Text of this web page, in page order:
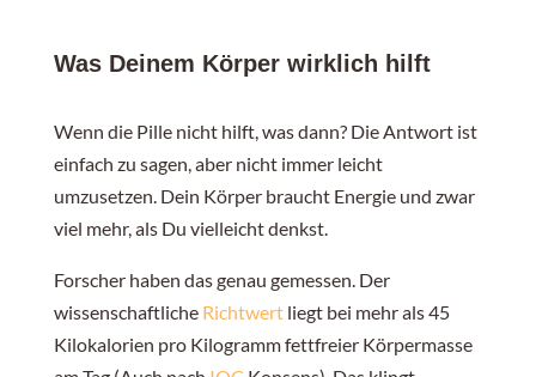
Was Deinem Körper wirklich hilft
Wenn die Pille nicht hilft, was dann? Die Antwort ist
einfach zu sagen, aber nicht immer leicht
umzusetzen. Dein Körper braucht Energie und zwar
viel mehr, als Du vielleicht denkst.
Forscher haben das genau gemessen. Der
wissenschaftliche Richtwert liegt bei mehr als 45
Kilokalorien pro Kilogramm fettfreier Körpermasse